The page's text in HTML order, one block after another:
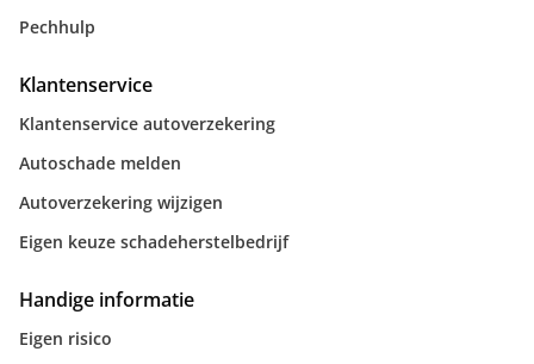
Pechhulp
Klantenservice
Klantenservice autoverzekering
Autoschade melden
Autoverzekering wijzigen
Eigen keuze schadeherstelbedrijf
Handige informatie
Eigen risico